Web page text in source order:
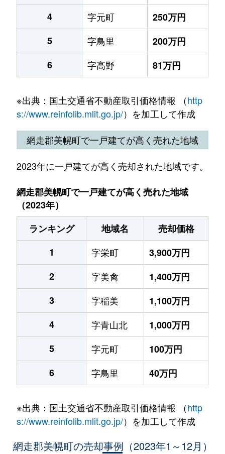
4
字元町
250万円
5
字鳥里
200万円
6
字高野 81万円
※出典：国土交通省不動産取引価格情報 （http
s://www.reinfolib.mlit.go.jp/）を加工して作成
網走郡美幌町で一戸建てが高く売れた地域
2023年に一戸建てが高く売却された地域です。
網走郡美幌町で一戸建てが高く売れた地域
（2023年）
ランキング
地域名
売却価格
1
字栄町
3,900万円
2
字美禽
1,400万円
3
字稲美
1,100万円
4
字青山北
1,000万円
5
字元町
100万円
6
字鳥里 40万円
※出典：国土交通省不動産取引価格情報 （http
s://www.reinfolib.mlit.go.jp/）を加工して作成
網走郡美幌町の売却事例（2023年1～12月）